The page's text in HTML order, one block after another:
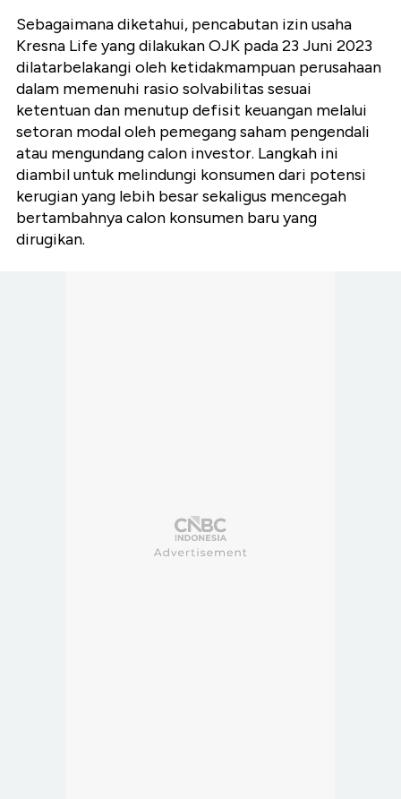
Sebagaimana diketahui, pencabutan izin usaha
Kresna Life yang dilakukan OJK pada 23 Juni 2023
dilatarbelakangi oleh ketidakmampuan perusahaan
dalam memenuhi rasio solvabilitas sesuai
ketentuan dan menutup defisit keuangan melalui
setoran modal oleh pemegang saham pengendali
atau mengundang calon investor. Langkah ini
diambil untuk melindungi konsumen dari potensi
kerugian yang lebih besar sekaligus mencegah
bertambahnya calon konsumen baru yang
dirugikan.